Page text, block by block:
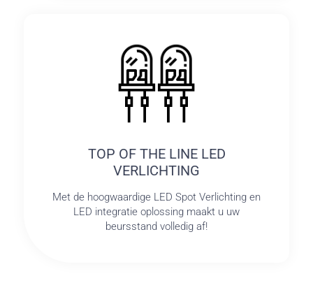
TOP OF THE LINE LED
VERLICHTING
Met de hoogwaardige LED Spot Verlichting en
LED integratie oplossing maakt u uw
beursstand volledig af!